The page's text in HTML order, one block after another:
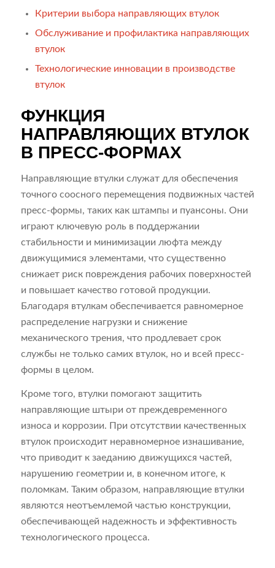
Критерии выбора направляющих втулок
Обслуживание и профилактика направляющих
втулок
Технологические инновации в производстве
втулок
ФУНКЦИЯ
НАПРАВЛЯЮЩИХ ВТУЛОК
В ПРЕСС-ФОРМАХ
Направляющие втулки служат для обеспечения
точного соосного перемещения подвижных частей
пресс-формы, таких как штампы и пуансоны. Они
играют ключевую роль в поддержании
стабильности и минимизации люфта между
движущимися элементами, что существенно
снижает риск повреждения рабочих поверхностей
и повышает качество готовой продукции.
Благодаря втулкам обеспечивается равномерное
распределение нагрузки и снижение
механического трения, что продлевает срок
службы не только самих втулок, но и всей пресс-
формы в целом.
Кроме того, втулки помогают защитить
направляющие штыри от преждевременного
износа и коррозии. При отсутствии качественных
втулок происходит неравномерное изнашивание,
что приводит к заеданию движущихся частей,
нарушению геометрии и, в конечном итоге, к
поломкам. Таким образом, направляющие втулки
являются неотъемлемой частью конструкции,
обеспечивающей надежность и эффективность
технологического процесса.